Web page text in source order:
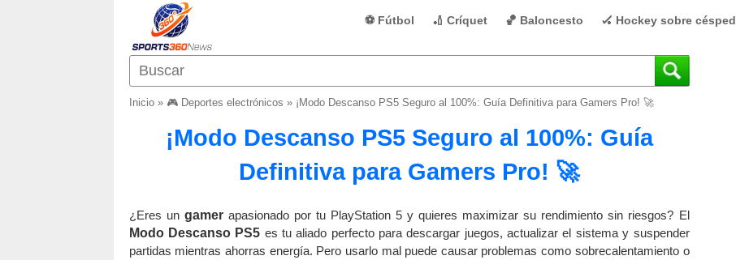
⚽ Fútbol 🏏 Críquet 🏀 Baloncesto 🏑 Hockey sobre césped
Inicio» 🎮 Deportes electrónicos » ¡Modo Descanso PS5 Seguro al 100%: Guía Definitiva para Gamers Pro! 🚀
¡Modo Descanso PS5 Seguro al 100%: Guía
Definitiva para Gamers Pro! 🚀
¿Eres un gamerapasionado por tu PlayStation 5 y quieres maximizar su rendimiento sin riesgos? El
Modo Descanso PS5 es tu aliado perfecto para descargar juegos, actualizar el sistema y suspender
partidas mientras ahorras energía. Pero usarlo mal puede causar problemas como sobrecalentamiento o